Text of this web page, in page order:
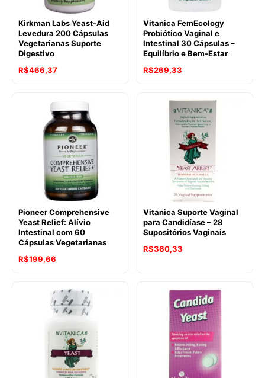
Kirkman Labs Yeast-Aid
Levedura 200 Cápsulas
Vegetarianas Suporte
Digestivo
R$466,37
Vitanica FemEcology
Probiótico Vaginal e
Intestinal 30 Cápsulas –
Equilíbrio e Bem-Estar
R$269,33
Pioneer Comprehensive
Yeast Relief: Alívio
Intestinal com 60
Cápsulas Vegetarianas
R$199,66
Vitanica Suporte Vaginal
para Candidíase – 28
Supositórios Vaginais
R$360,33